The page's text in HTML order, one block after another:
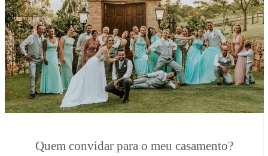
Quem convidar para o meu casamento?